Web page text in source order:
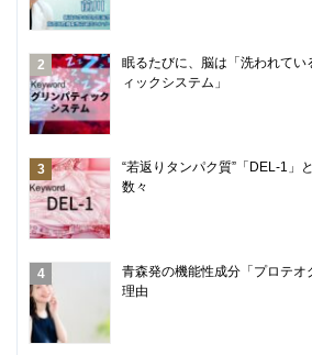
眠るたびに、脳は「洗われてい
ィックシステム」
“若返りタンパク質”「DEL-1」
数々
青森発の機能性成分「プロテ
理由